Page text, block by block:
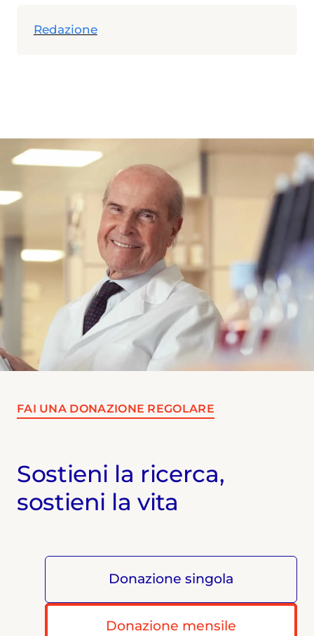
Redazione
FAI UNA DONAZIONE REGOLARE
Sostieni la ricerca,
sostieni la vita
Donazione singola
Donazione mensile